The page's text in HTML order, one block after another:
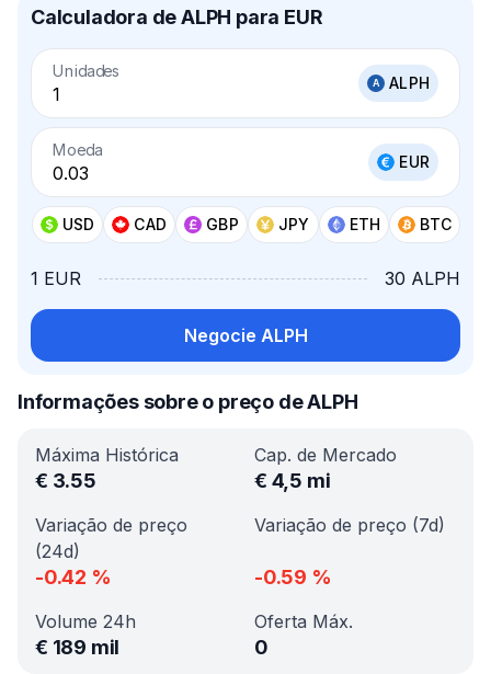
Calculadora de ALPH para EUR
Unidades
ALPH
Moeda
EUR
USD CAD GBP JPY ETH BTC
1 EUR 30 ALPH
Negocie ALPH
Informações sobre o preço de ALPH
Máxima Histórica
€ 3.55
Cap. de Mercado
€ 4,5 mi
Variação de preço
(24d)
-0.42 %
Variação de preço (7d)
-0.59 %
Volume 24h
€ 189 mil
Oferta Máx.
0